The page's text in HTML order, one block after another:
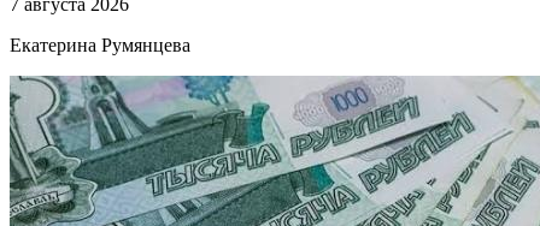
7 августа 2026
Екатерина Румянцева